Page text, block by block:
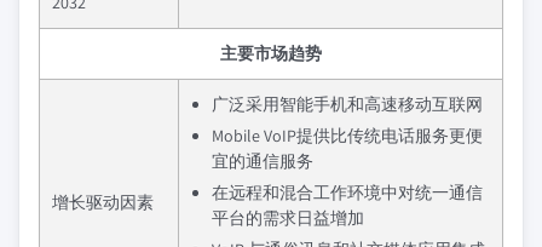
主要市场趋势
增长驱动因素
广泛采用智能手机和高速移动互联网
Mobile VoIP提供比传统电话服务更便
宜的通信服务
在远程和混合工作环境中对统一通信
平台的需求日益增加